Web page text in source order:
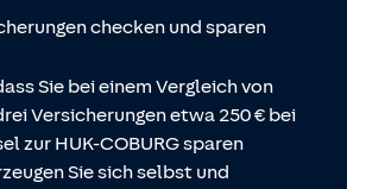
checken und sparen
Sie bei einem Vergleich von
Versicherungen etwa 250 € bei
zur HUK-COBURG sparen
Sie sich selbst und